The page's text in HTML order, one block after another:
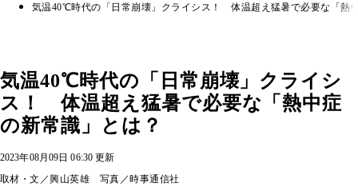
気温40℃時代の「日常崩壊」クライシス！ 体温超え猛暑で必要な「熱
気温40℃時代の「日常崩壊」クライシ
ス！ 体温超え猛暑で必要な「熱中症
の新常識」とは？
2023年08月09日 06:30 更新
取材・文／興山英雄 写真／時事通信社